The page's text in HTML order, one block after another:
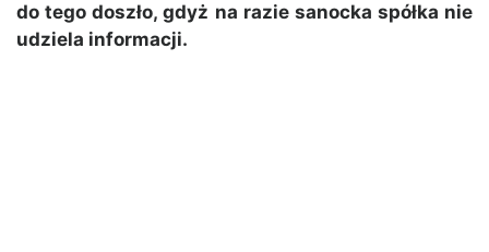
do tego doszło, gdyż na razie sanocka spółka nie
udziela informacji.